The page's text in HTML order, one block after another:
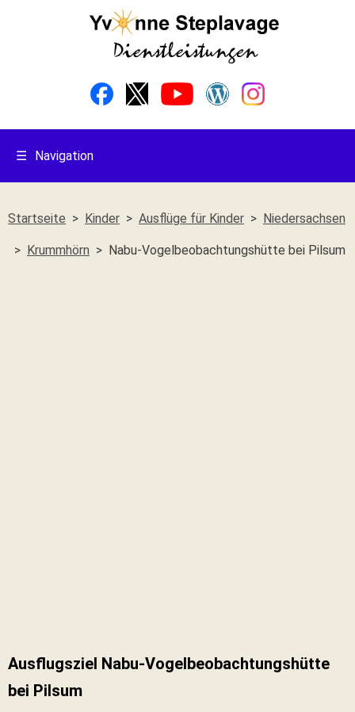
☰ Navigation
Startseite Kinder Ausflüge für Kinder Niedersachsen
Krummhörn Nabu-Vogelbeobachtungshütte bei Pilsum
Ausflugsziel Nabu-Vogelbeobachtungshütte
bei Pilsum